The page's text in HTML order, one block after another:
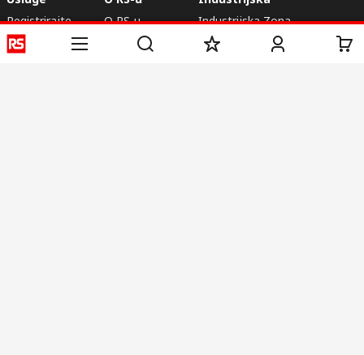
Registrirajte
Isporuka
O RS-u
RS u svijetu
Industrijska Zona
Proizvodnja